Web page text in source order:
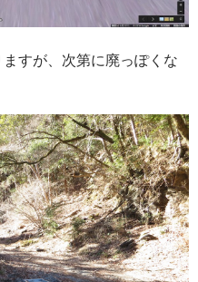
すが、次第に廃っぽくな